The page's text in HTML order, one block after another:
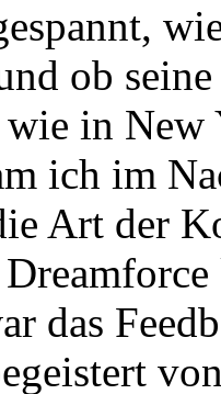
ob
in New
ich im
Art der
das